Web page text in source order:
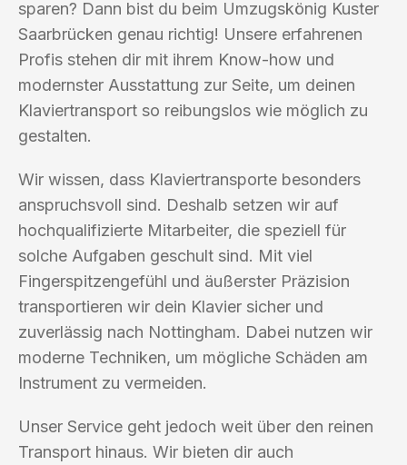
sparen? Dann bist du beim Umzugskönig Kuster
Saarbrücken genau richtig! Unsere erfahrenen
Profis stehen dir mit ihrem Know-how und
modernster Ausstattung zur Seite, um deinen
Klaviertransport so reibungslos wie möglich zu
gestalten.
Wir wissen, dass Klaviertransporte besonders
anspruchsvoll sind. Deshalb setzen wir auf
hochqualifizierte Mitarbeiter, die speziell für
solche Aufgaben geschult sind. Mit viel
Fingerspitzengefühl und äußerster Präzision
transportieren wir dein Klavier sicher und
zuverlässig nach Nottingham. Dabei nutzen wir
moderne Techniken, um mögliche Schäden am
Instrument zu vermeiden.
Unser Service geht jedoch weit über den reinen
Transport hinaus. Wir bieten dir auch